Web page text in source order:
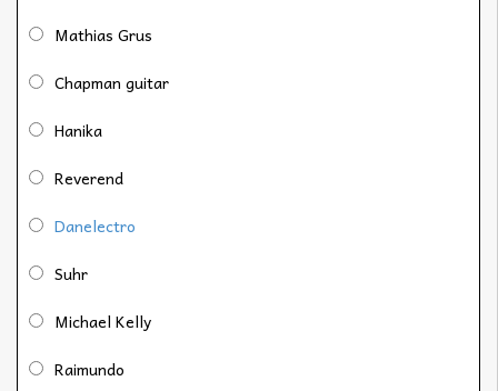
Mathias Grus
Chapman guitar
Hanika
Reverend
Danelectro
Suhr
Michael Kelly
Raimundo